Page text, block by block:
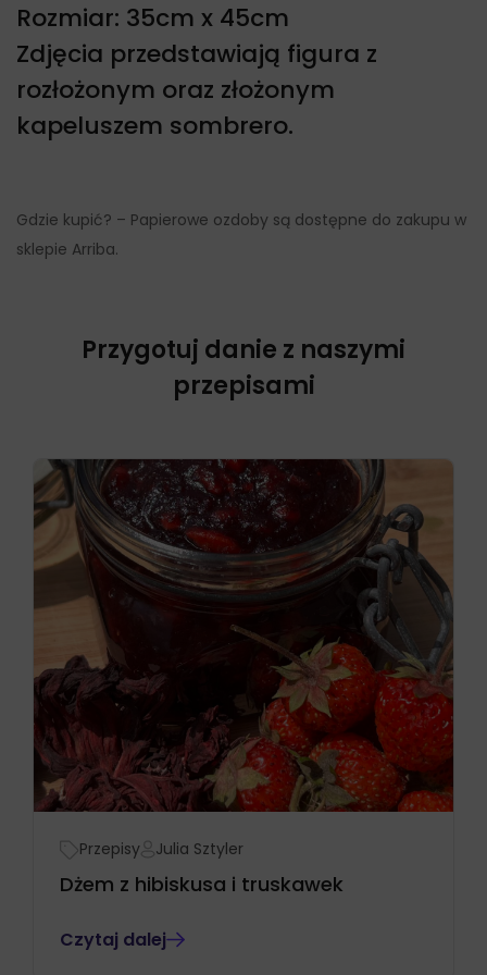
Rozmiar: 35cm x 45cm
Zdjęcia przedstawiają figura z
rozłożonym oraz złożonym
kapeluszem sombrero.
Gdzie kupić? – Papierowe ozdoby są dostępne do zakupu w
sklepie Arriba.
Przygotuj danie z naszymi
przepisami
Przepisy Julia Sztyler
Dżem z hibiskusa i truskawek
Czytaj dalej